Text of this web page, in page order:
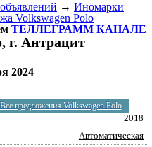
→ Иномарки
Volkswagen Polo
ТЕЛЛЕГРАММ КАНАЛЕ
г. Антрацит
2024
Все предложения Volkswagen Polo
2018
Автоматическая